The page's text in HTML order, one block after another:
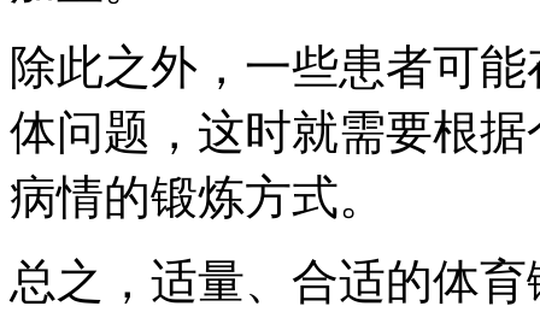
除此之外，一些患者可
体问题，这时就需要根
病情的锻炼方式。
总之，适量、合适的体